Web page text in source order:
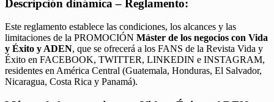
Descripción dinámica – Reglamento:
Este reglamento establece las condiciones, los alcances y las
limitaciones de la PROMOCIÓN Máster de los negocios con Vida
y Éxito y ADEN, que se ofrecerá a los FANS de la Revista Vida y
Éxito en FACEBOOK, TWITTER, LINKEDIN e INSTAGRAM,
residentes en América Central (Guatemala, Honduras, El Salvador,
Nicaragua, Costa Rica y Panamá).